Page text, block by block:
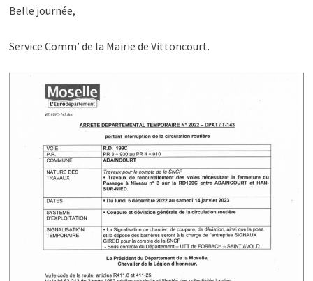
Belle journée,
Service Comm’ de la Mairie de Vittoncourt.